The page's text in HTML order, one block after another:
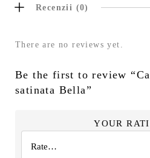
Recenzii (0)
There are no reviews yet.
Be the first to review
satinata Bella”
YOUR